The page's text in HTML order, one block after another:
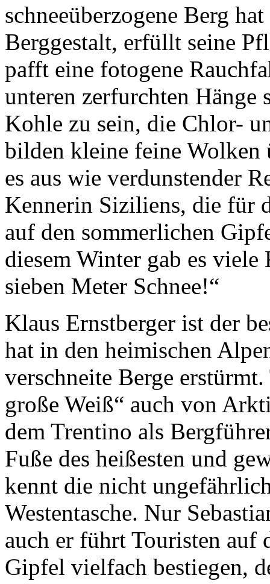
schneeüberzogene Berg
Berggestalt, erfüllt seine
pafft eine fotogene
unteren zerfurchten Hänge
Kohle zu sein, die Chlor-
bilden kleine feine Wolken
es aus wie verdunstender
Kennerin Siziliens, die für
auf den sommerlichen
diesem Winter gab es
sieben Meter Schnee!“
Klaus Ernstberger ist der
hat in den heimischen
verschneite Berge
große Weiß“ auch von
dem Trentino als
Fuße des heißesten und
kennt die nicht
Westentasche. Nur
auch er führt Touristen auf
Gipfel vielfach bestiegen,